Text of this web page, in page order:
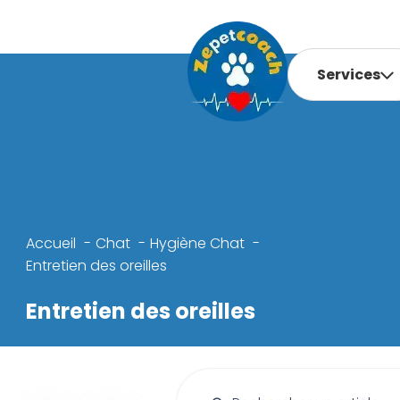
Services
Accueil Chat
Hygiène Chat
Entretien des oreilles
Entretien des oreilles